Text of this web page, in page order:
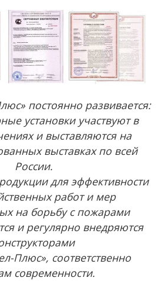
постоянно развивается:
установки участвуют в
и выставляются на
выставках по всей
России.
для эффективности
работ и мер
на борьбу с пожарами
и регулярно внедряются
Плюс», соответственно
современности.